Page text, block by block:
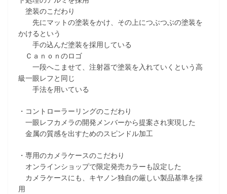
塗装のこだわり
先にマットの塗装をかけ、その上につぶつぶの塗装を
かけるという
手の込んだ塗装を採用している
Ｃａｎｏｎのロゴ
一段へこませて、注射器で塗装を入れていくという高
級一眼レフと同じ
手法を用いている
・コントローラーリングのこだわり
一眼レフカメラの開発メンバーから提案され実現した
金属の質感を出すためのスピンドル加工
・専用のカメラケースのこだわり
オンラインショップで限定発売カラーも設定した
カメラケースにも、キヤノン独自の厳しい製品基準を採
用